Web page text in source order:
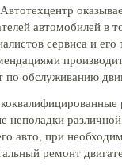
автомобилей в
сервиса и
по обслуживанию
неполадки
авто, при
ремонт